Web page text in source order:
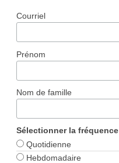
Courriel
Prénom
Nom de famille
Sélectionner la fréquence
Quotidienne
Hebdomadaire